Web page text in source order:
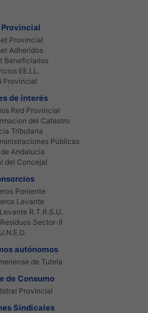
Provincial
Provincial
Adheridos
Beneficiarios
EE.LL.
Provincial
de interés
Red Provincial
del Catastro
Tributaria
Públicas
Andalucia
del Concejal
Poniente
Levante
R.T.R.S.U.
Sector-II
U.N.E.D.
autónomos
de Tutela
de Consumo
Provincial
Sindicales